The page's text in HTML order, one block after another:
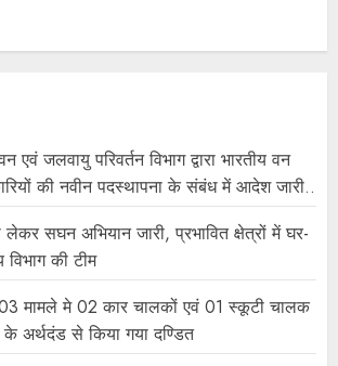
जलवायु परिवर्तन विभाग द्वारा भारतीय वन
की नवीन पदस्थापना के संबंध में आदेश जारी..
सघन अभियान जारी, प्रभावित क्षेत्रों में घर-
की टीम
मामले मे 02 कार चालकों एवं 01 स्कूटी चालक
से किया गया दण्डित